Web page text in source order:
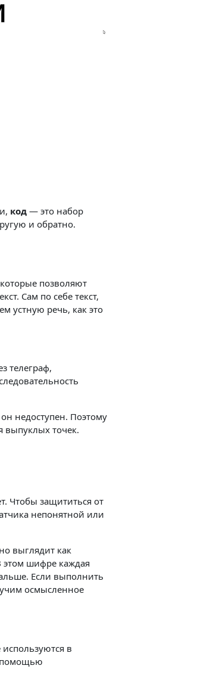
код— это набор
и обратно.
позволяют
Сам по себе текст,
устную речь, как это
телеграф,
недоступен. Поэтому
выпуклых точек.
Чтобы защититься от
непонятной или
выглядит как
этом шифре каждая
Если выполнить
осмысленное
в
помощью